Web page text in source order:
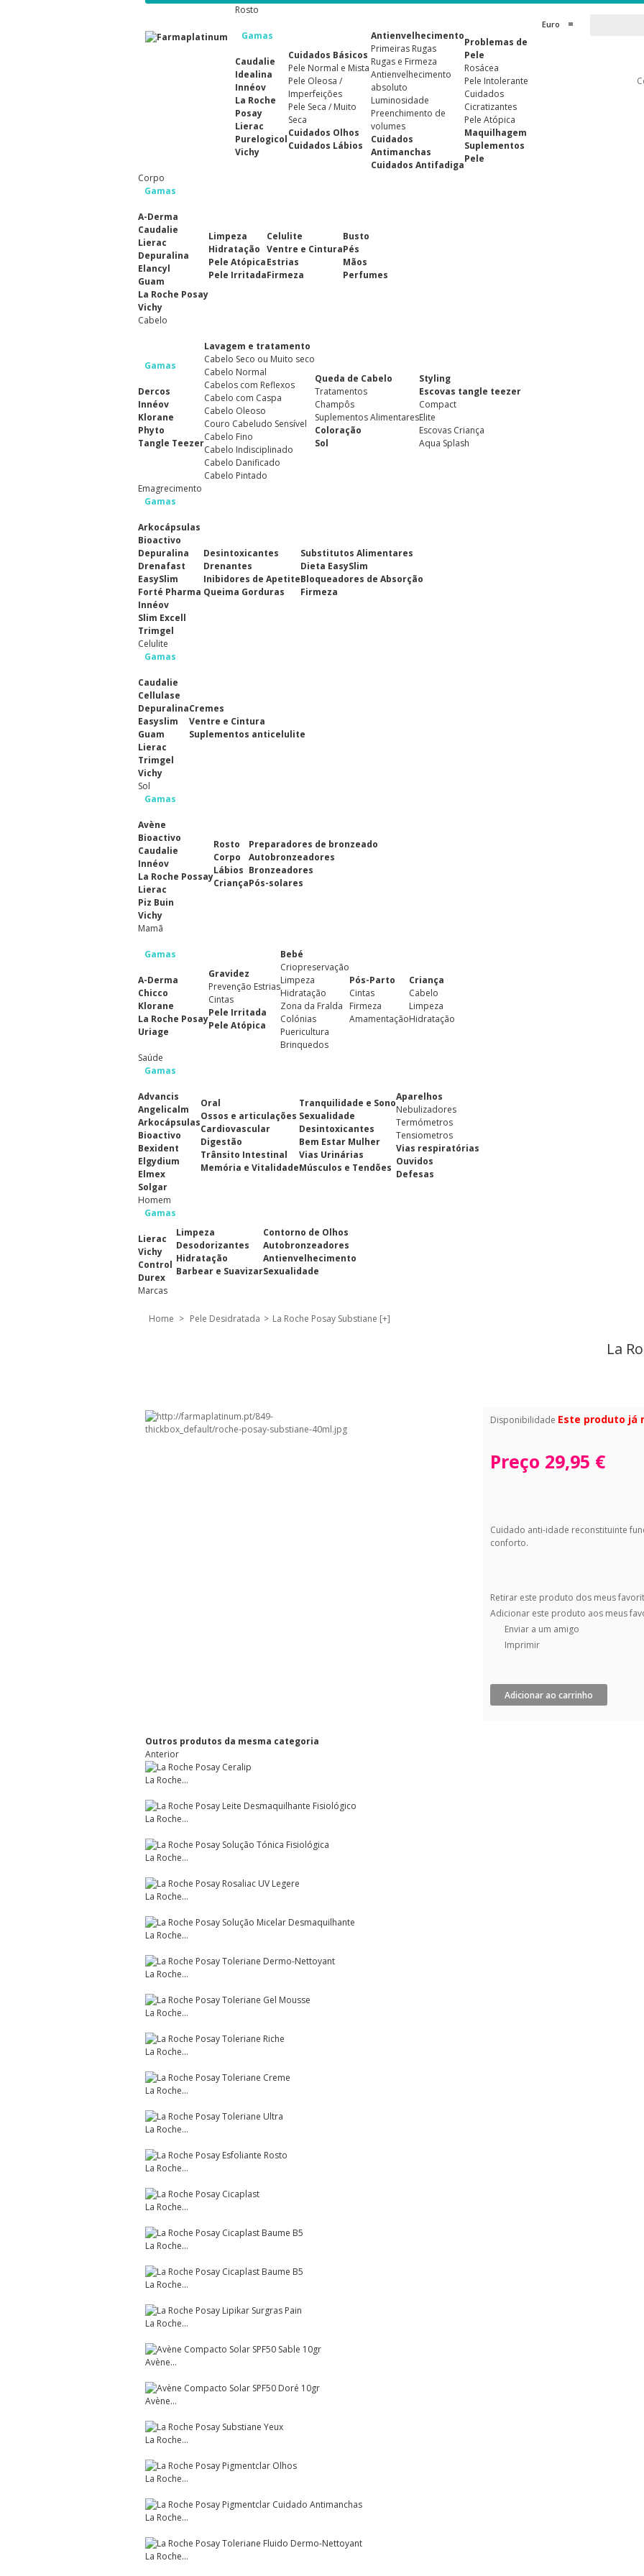
Euro
Rosto
Gamas
Caudalie
Idealina
Innéov
La Roche
Posay
Lierac
Purelogicol
Vichy
Cuidados Básicos
Pele Normal e Mista
Pele Oleosa /
Imperfeições
Pele Seca / Muito
Seca
Cuidados Olhos
Cuidados Lábios
Antienvelhecimento
Primeiras Rugas
Rugas e Firmeza
Antienvelhecimento
absoluto
Luminosidade
Preenchimento de
volumes
Cuidados
Antimanchas
Cuidados Antifadiga
Problemas de
Pele
Rosácea
Pele Intolerante
Cuidados
Cicratizantes
Pele Atópica
Maquilhagem
Suplementos
Pele
Corpo
Gamas
A-Derma
Caudalie
Lierac
Depuralina
Elancyl
Guam
La Roche Posay
Vichy
Limpeza
Hidratação
Pele Atópica
Pele Irritada
Celulite
Ventre e Cintura
Estrias
Firmeza
Busto
Pés
Mãos
Perfumes
Cabelo
Gamas
Dercos
Innéov
Klorane
Phyto
Tangle Teezer
Lavagem e tratamento
Cabelo Seco ou Muito seco
Cabelo Normal
Cabelos com Reflexos
Cabelo com Caspa
Cabelo Oleoso
Couro Cabeludo Sensível
Cabelo Fino
Cabelo Indisciplinado
Cabelo Danificado
Cabelo Pintado
Queda de Cabelo
Tratamentos
Champôs
Suplementos Alimentares
Coloração
Sol
Styling
Escovas tangle teezer
Compact
Elite
Escovas Criança
Aqua Splash
Emagrecimento
Gamas
Arkocápsulas
Bioactivo
Depuralina
Drenafast
EasySlim
Forté Pharma
Innéov
Slim Excell
Trimgel
Desintoxicantes
Drenantes
Inibidores de Apetite
Queima Gorduras
Substitutos Alimentares
Dieta EasySlim
Bloqueadores de Absorção
Firmeza
Celulite
Gamas
Caudalie
Cellulase
Depuralina
Easyslim
Guam
Lierac
Trimgel
Vichy
Cremes
Ventre e Cintura
Suplementos anticelulite
Sol
Gamas
Avène
Bioactivo
Caudalie
Innéov
La Roche Possay
Lierac
Piz Buin
Vichy
Rosto
Corpo
Lábios
Criança
Preparadores de bronzeado
Autobronzeadores
Bronzeadores
Pós-solares
Mamã
Gamas
A-Derma
Chicco
Klorane
La Roche Posay
Uriage
Gravidez
Prevenção Estrias
Cintas
Pele Irritada
Pele Atópica
Bebé
Criopreservação
Limpeza
Hidratação
Zona da Fralda
Colónias
Puericultura
Brinquedos
Pós-Parto
Cintas
Firmeza
Amamentação
Criança
Cabelo
Limpeza
Hidratação
Saúde
Gamas
Advancis
Angelicalm
Arkocápsulas
Bioactivo
Bexident
Elgydium
Elmex
Solgar
Oral
Ossos e articulações
Cardiovascular
Digestão
Trânsito Intestinal
Memória e Vitalidade
Tranquilidade e Sono
Sexualidade
Desintoxicantes
Bem Estar Mulher
Vias Urinárias
Músculos e Tendões
Aparelhos
Nebulizadores
Termómetros
Tensiometros
Vias respiratórias
Ouvidos
Defesas
Homem
Gamas
Lierac
Vichy
Control
Durex
Limpeza
Desodorizantes
Hidratação
Barbear e Suavizar
Contorno de Olhos
Autobronzeadores
Antienvelhecimento
Sexualidade
Marcas
Home > Pele Desidratada > La Roche Posay Substiane [+]
La
Disponibilidade Este produto já
Preço 29,95 €
Cuidado anti-idade reconstituinte
conforto.
Retirar este produto dos meus
Adicionar este produto aos meus
Enviar a um amigo
Imprimir
Adicionar ao carrinho
Outros produtos da mesma categoria
Anterior
La Roche...
La Roche...
La Roche...
La Roche...
La Roche...
La Roche...
La Roche...
La Roche...
La Roche...
La Roche...
La Roche...
La Roche...
La Roche...
La Roche...
La Roche...
Avène...
Avène...
La Roche...
La Roche...
La Roche...
La Roche...